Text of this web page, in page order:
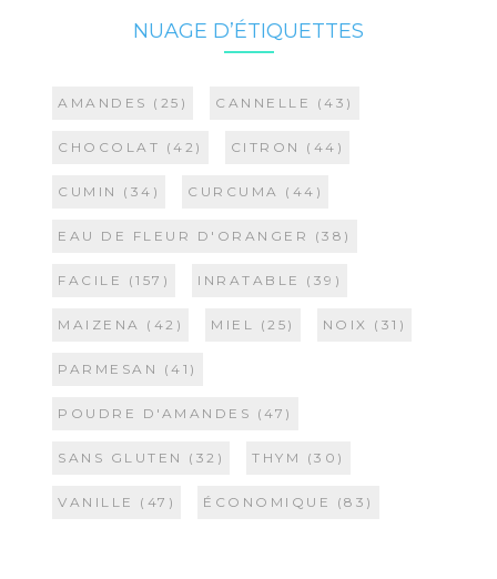
NUAGE D’ÉTIQUETTES
AMANDES (25) CANNELLE (43)
CHOCOLAT (42) CITRON (44)
CUMIN (34) CURCUMA (44)
EAU DE FLEUR D'ORANGER (38)
FACILE (157) INRATABLE (39)
MAIZENA (42) MIEL (25) NOIX (31)
PARMESAN (41)
POUDRE D'AMANDES (47)
SANS GLUTEN (32) THYM (30)
VANILLE (47) ÉCONOMIQUE (83)